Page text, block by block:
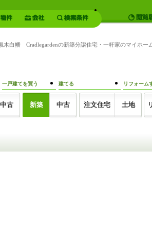
白幡 Cradlegardenの新築分譲住宅・一軒家のマイホー
中古
一戸建てを買う
新築 中古
建てる
注文住宅 土地
リフォーム